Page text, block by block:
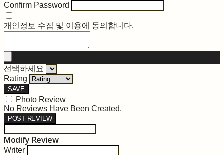
Confirm Password
개인정보 수집 및 이용에 동의합니다.
선택하세요
Rating
SAVE
Photo Review
No Reviews Have Been Created.
POST REVIEW
Modify Review
Writer